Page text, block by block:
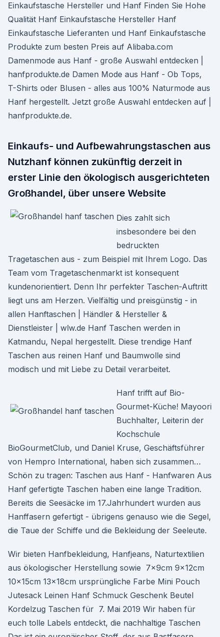
Einkaufstasche Hersteller und Hanf Finden Sie Hohe
Qualität Hanf Einkaufstasche Hersteller Hanf
Einkaufstasche Lieferanten und Hanf Einkaufstasche
Produkte zum besten Preis auf Alibaba.com
Damenmode aus Hanf - große Auswahl entdecken |
hanfprodukte.de Damen Mode aus Hanf - Ob Tops,
T-Shirts oder Blusen - alles aus 100% Naturmode aus
Hanf hergestellt. Jetzt große Auswahl entdecken auf |
hanfprodukte.de.
Einkaufs- und Aufbewahrungstaschen aus
Nutzhanf können zukünftig derzeit in
erster Linie den ökologisch ausgerichteten
Großhandel, über unsere Website
Dies zahlt sich
insbesondere bei den
bedruckten
Tragetaschen aus - zum Beispiel mit Ihrem Logo. Das
Team vom Tragetaschenmarkt ist konsequent
kundenorientiert. Denn Ihr perfekter Taschen-Auftritt
liegt uns am Herzen. Vielfältig und preisgünstig - in
allen Hanftaschen | Händler & Hersteller &
Dienstleister | wlw.de Hanf Taschen werden in
Katmandu, Nepal hergestellt. Diese trendige Hanf
Taschen aus reinen Hanf und Baumwolle sind
modisch und mit Liebe zu Detail verarbeitet.
Hanf trifft auf Bio-
Gourmet-Küche! Mayoori
Buchhalter, Leiterin der
Kochschule
BioGourmetClub, und Daniel Kruse, Geschäftsführer
von Hempro International, haben sich zusammen…
Schön zu tragen: Taschen aus Hanf - Hanfwaren Aus
Hanf gefertigte Taschen haben eine lange Tradition.
Bereits die Seesäcke im 17.Jahrhundert wurden aus
Hanffasern gefertigt - übrigens genauso wie die Segel,
die Taue der Schiffe und die Bekleidung der Seeleute.
Wir bieten Hanfbekleidung, Hanfjeans, Naturtextilien
aus ökologischer Herstellung sowie 7x9cm 9x12cm
10x15cm 13x18cm ursprüngliche Farbe Mini Pouch
Jutesack Leinen Hanf Schmuck Geschenk Beutel
Kordelzug Taschen für 7. Mai 2019 Wir haben für
euch tolle Labels entdeckt, die nachhaltige Taschen